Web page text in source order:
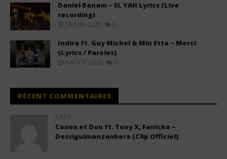
Daniel Banam – EL YAH Lyrics (Live
recording)
29 JUIN 2025 0
Indira ft. Guy Michel & Min Etta – Merci
(Lyrics / Paroles)
6 AOÛT 2026 0
RÉCENT COMMENTAIRES
JULES
Conex et Don ft. Tony X, Fanicko –
Dessiguimanzanbera (Clip Officiel)